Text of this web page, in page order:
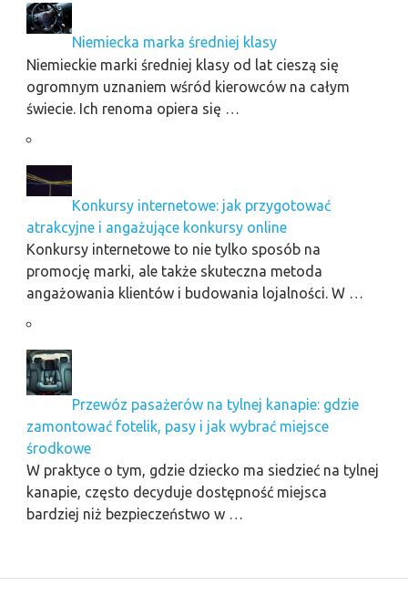
Niemiecka marka średniej klasy
Niemieckie marki średniej klasy od lat cieszą się
ogromnym uznaniem wśród kierowców na całym
świecie. Ich renoma opiera się …
Konkursy internetowe: jak przygotować
atrakcyjne i angażujące konkursy online
Konkursy internetowe to nie tylko sposób na
promocję marki, ale także skuteczna metoda
angażowania klientów i budowania lojalności. W …
Przewóz pasażerów na tylnej kanapie: gdzie
zamontować fotelik, pasy i jak wybrać miejsce
środkowe
W praktyce o tym, gdzie dziecko ma siedzieć na tylnej
kanapie, często decyduje dostępność miejsca
bardziej niż bezpieczeństwo w …